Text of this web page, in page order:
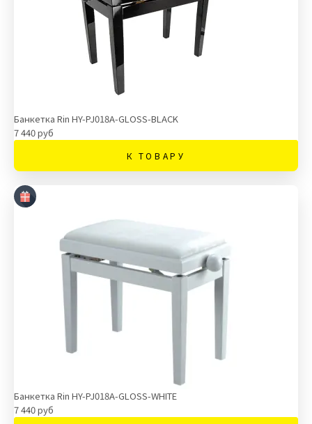
Банкетка Rin HY-PJ018A-GLOSS-BLACK
7 440 руб
К ТОВАРУ
Банкетка Rin HY-PJ018A-GLOSS-WHITE
7 440 руб